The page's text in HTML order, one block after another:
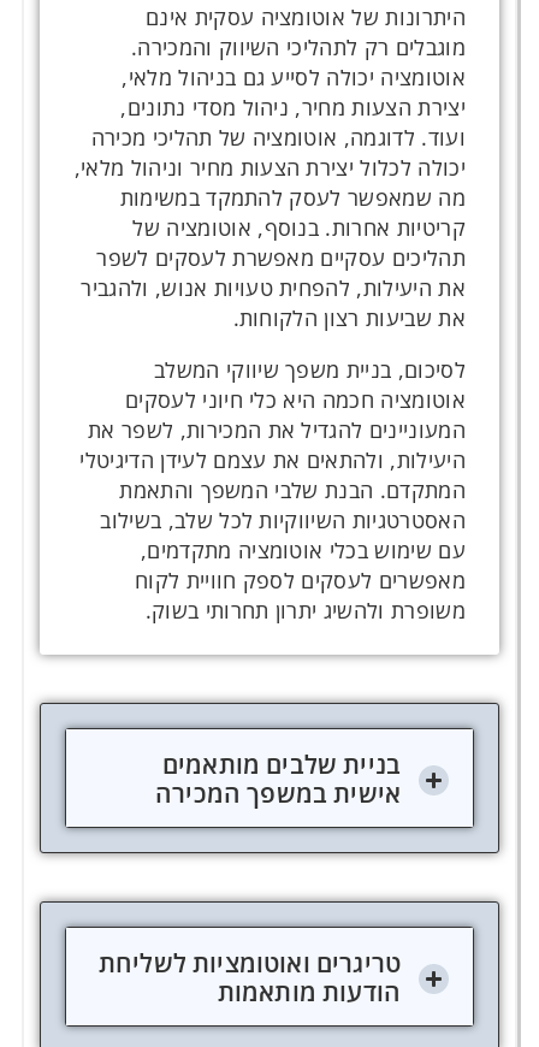
היתרונות של אוטומציה עסקית אינם
מוגבלים רק לתהליכי השיווק והמכירה.
אוטומציה יכולה לסייע גם בניהול מלאי,
יצירת הצעות מחיר, ניהול מסדי נתונים,
ועוד. לדוגמה, אוטומציה של תהליכי מכירה
יכולה לכלול יצירת הצעות מחיר וניהול מלאי,
מה שמאפשר לעסק להתמקד במשימות
קריטיות אחרות. בנוסף, אוטומציה של
תהליכים עסקיים מאפשרת לעסקים לשפר
את היעילות, להפחית טעויות אנוש, ולהגביר
את שביעות רצון הלקוחות.
לסיכום, בניית משפך שיווקי המשלב
אוטומציה חכמה היא כלי חיוני לעסקים
המעוניינים להגדיל את המכירות, לשפר את
היעילות, ולהתאים את עצמם לעידן הדיגיטלי
המתקדם. הבנת שלבי המשפך והתאמת
האסטרטגיות השיווקיות לכל שלב, בשילוב
עם שימוש בכלי אוטומציה מתקדמים,
מאפשרים לעסקים לספק חוויית לקוח
משופרת ולהשיג יתרון תחרותי בשוק.
בניית שלבים מותאמים
אישית במשפך המכירה
טריגרים ואוטומציות לשליחת
הודעות מותאמות